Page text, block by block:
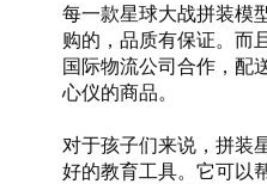
每一款星球大战拼装模
购的，品质有保证。而
国际物流公司合作，配
心仪的商品。
对于孩子们来说，拼装
好的教育工具。它可以